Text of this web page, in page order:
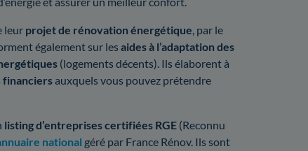
leur projet de rénovation énergétique, par le
également sur les aides à l’adaptation des
(logements décents). Ils élaborent à
financiersauxquels vous pouvez prétendre
listing d’entreprises certifiées RGE (Reconnu
national géré par France Rénov. Ils sont